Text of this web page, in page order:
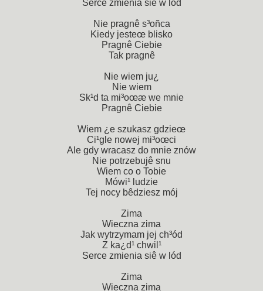
Serce zmienia siê w lód
Nie pragnê s³oñca
Kiedy jesteœ blisko
Pragnê Ciebie
Tak pragnê
Nie wiem ju¿
Nie wiem
Sk¹d ta mi³oœæ we mnie
Pragnê Ciebie
Wiem ¿e szukasz gdzieœ
Ci¹gle nowej mi³oœci
Ale gdy wracasz do mnie znów
Nie potrzebujê snu
Wiem co o Tobie
Mówi¹ ludzie
Tej nocy bêdziesz mój
Zima
Wieczna zima
Jak wytrzymam jej ch³ód
Z ka¿d¹ chwil¹
Serce zmienia siê w lód
Zima
Wieczna zima